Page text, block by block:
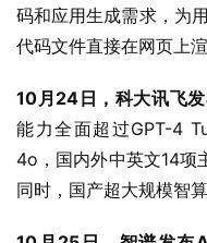
码和应用生成需求，为
代码文件直接在网页上渲
10月24日，科大讯飞
能力全面超过GPT-4
4o，国内外中英文14项
同时，国产超大规模智